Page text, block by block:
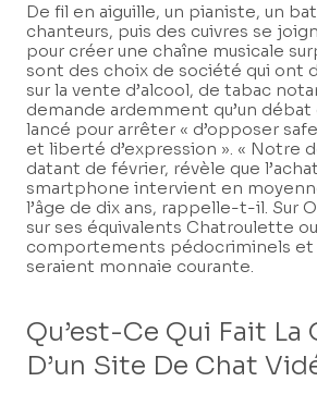
De fil en aiguille, un pianiste, un
chanteurs, puis des cuivres se
pour créer une chaîne musicale
sont des choix de société qui ont
sur la vente d’alcool, de tabac
demande ardemment qu’un
lancé pour arrêter « d’opposer
et liberté d’expression ». « Notre
datant de février, révèle que
smartphone intervient en
l’âge de dix ans, rappelle-t-il. Sur
sur ses équivalents Chatroulette
comportements pédocriminels
seraient monnaie courante.
Qu’est-Ce Qui Fait La
D’un Site De Chat